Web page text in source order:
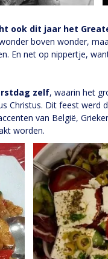
ook dit jaar het
boven wonder,
En net op nippertje,
zelf, waarin het
Christus. Dit feest werd
van België,
worden.